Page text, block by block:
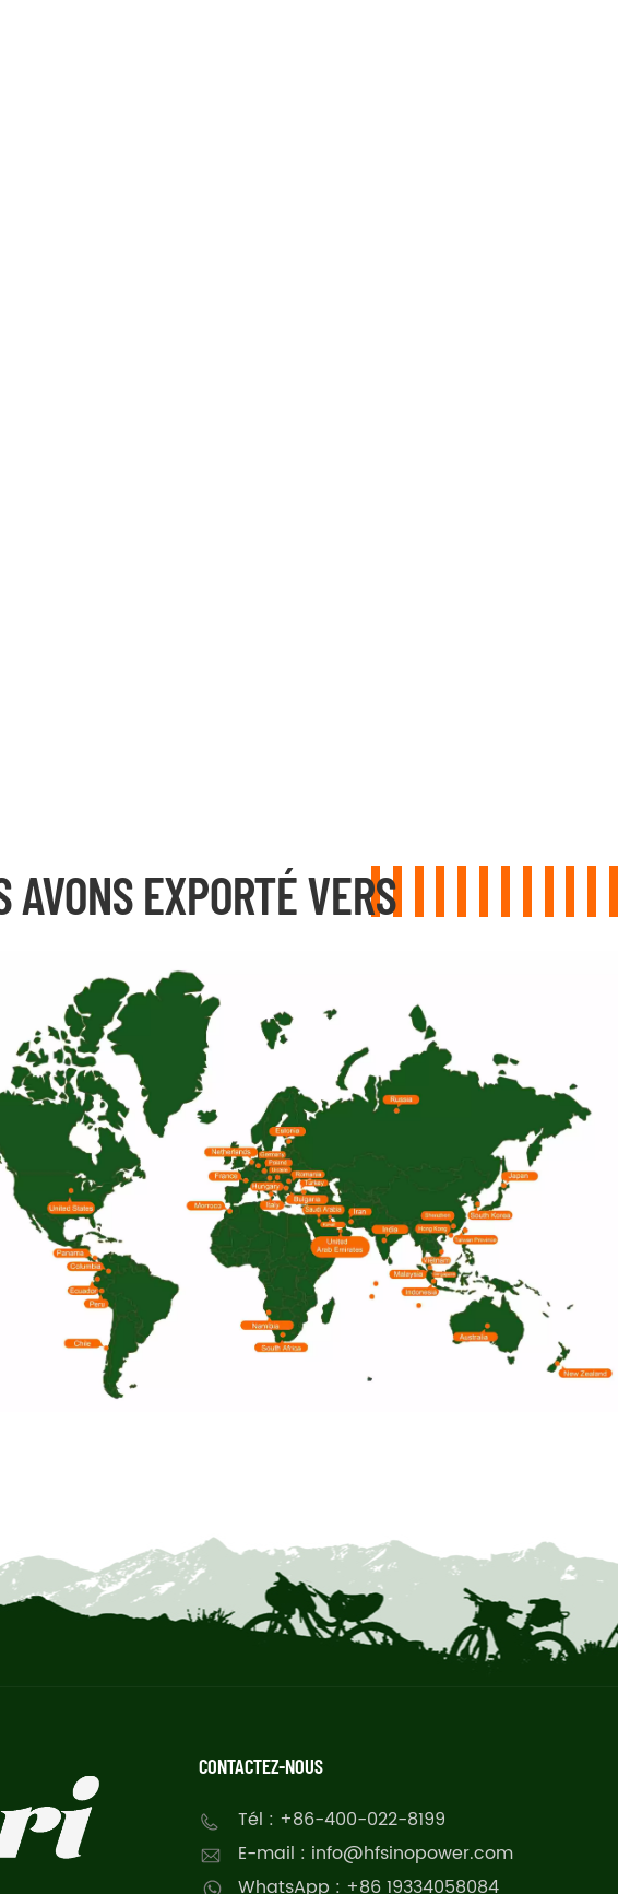
AVONS EXPORTÉ VERS
CONTACTEZ-NOUS
Tél : +86-400-022-8199
E-mail : info@hfsinopower.com
WhatsApp : +86 19334058084